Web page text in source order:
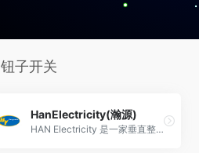
钮子开关
HanElectricity(瀚源)
HAN Electricity 是一家垂直整合的消费类电气连接器制造商，包括原材料、加工、成型和组装。我们专注于电气连接器，服务于所有的消费类终端用户。